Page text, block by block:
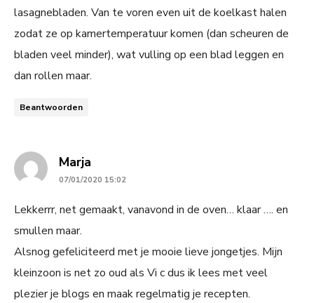
lasagnebladen. Van te voren even uit de koelkast halen
zodat ze op kamertemperatuur komen (dan scheuren de
bladen veel minder), wat vulling op een blad leggen en
dan rollen maar.
Beantwoorden
Marja
07/01/2020 15:02
Lekkerrr, net gemaakt, vanavond in de oven… klaar …. en
smullen maar.
Alsnog gefeliciteerd met je mooie lieve jongetjes. Mijn
kleinzoon is net zo oud als Vi c dus ik lees met veel
plezier je blogs en maak regelmatig je recepten.